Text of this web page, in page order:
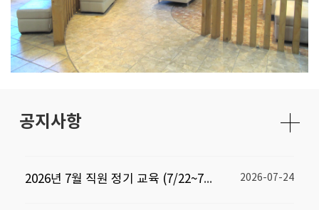
공지사항
2026년 7월 직원 정기 교육 (7/22~7/23)♥ 2026-07-24